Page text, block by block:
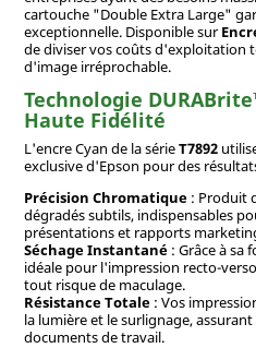
cartouche "Double Extra Large"
exceptionnelle. Disponible sur
de diviser vos coûts d'exploitation
d'image irréprochable.
Technologie
Haute Fidélité
L'encre Cyan de la sérieT7892
exclusive d'Epson pour des
Précision Chromatique: Produit
dégradés subtils, indispensables
présentations et rapports
Séchage Instantané: Grâce à sa
idéale pour l'impression recto-
tout risque de maculage.
Résistance Totale: Vos
la lumière et le surlignage,
documents de travail.